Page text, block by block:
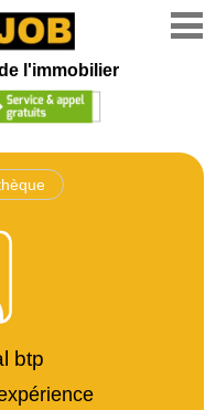
l'immobilier
btp